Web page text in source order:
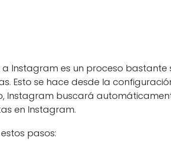
Instagram es un proceso bastante
Esto se hace desde la
Instagram buscará
en Instagram.
pasos: